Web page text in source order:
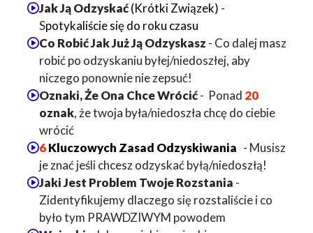
Jak Ją Odzyskać (Krótki Związek) -
Spotykaliście się do roku czasu
Co Robić Jak Już Ją Odzyskasz - Co dalej masz
robić po odzyskaniu byłej/niedoszłej, aby
niczego ponownie nie zepsuć!
Oznaki, Że Ona Chce Wrócić- Ponad 20
oznak, że twoja była/niedoszła chcę do ciebie
wrócić
6 Kluczowych Zasad Odzyskiwania - Musisz
je znać jeśli chcesz odzyskać byłą/niedoszłą!
Jaki Jest Problem Twoje Rozstania -
Zidentyfikujemy dlaczego się rozstaliście i co
było tym PRAWDZIWYM powodem